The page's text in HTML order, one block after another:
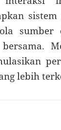
lebih